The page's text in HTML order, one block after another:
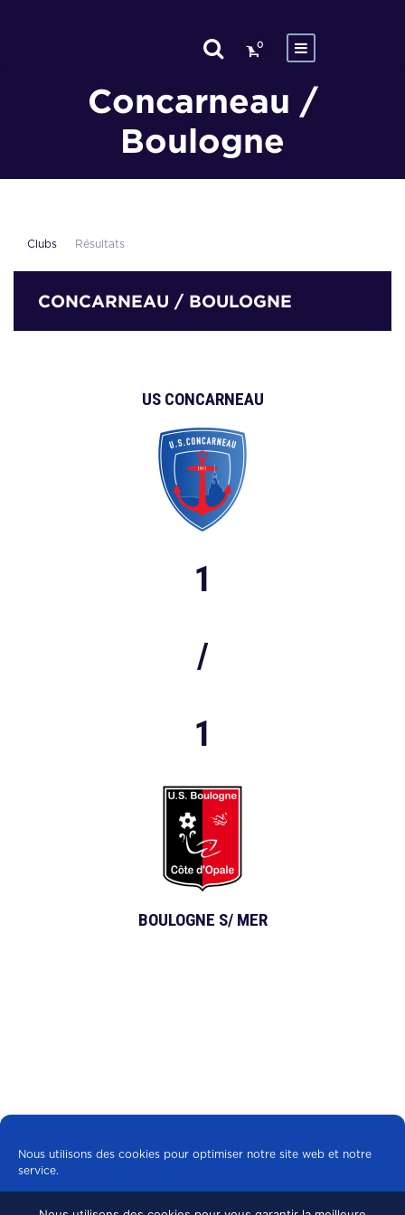
Nous utilisons des cookies pour optimiser notre site web et notre
service.
0
Concarneau /
Boulogne
Clubs Résultats
CONCARNEAU / BOULOGNE
US CONCARNEAU
1
/
1
BOULOGNE S/ MER